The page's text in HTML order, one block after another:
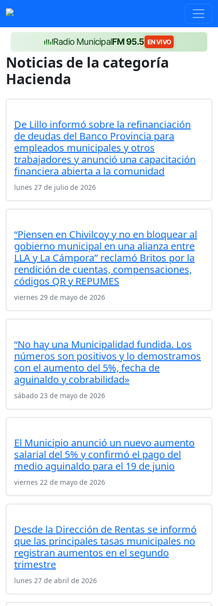
Radio MunicipalFM 95.5 EN VIVO
Noticias de la categoría
Hacienda
De Lillo informó sobre la refinanciación
de deudas del Banco Provincia para
empleados municipales y otros
trabajadores y anunció una capacitación
financiera abierta a la comunidad
lunes 27 de julio de 2026
“Piensen en Chivilcoy y no en bloquear al
gobierno municipal en una alianza entre
LLA y La Cámpora” reclamó Britos por la
rendición de cuentas, compensaciones,
códigos QR y REPUMES
viernes 29 de mayo de 2026
“No hay una Municipalidad fundida. Los
números son positivos y lo demostramos
con el aumento del 5%, fecha de
aguinaldo y cobrabilidad»
sábado 23 de mayo de 2026
El Municipio anunció un nuevo aumento
salarial del 5% y confirmó el pago del
medio aguinaldo para el 19 de junio
viernes 22 de mayo de 2026
Desde la Dirección de Rentas se informó
que las principales tasas municipales no
registran aumentos en el segundo
trimestre
lunes 27 de abril de 2026